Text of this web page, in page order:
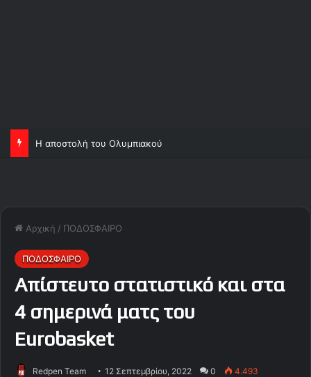
Η αποστολή του Ολυμπιακού
Αρχική / ΠΟΔΟΣΦΑΙΡΟ
ΠΟΔΟΣΦΑΙΡΟ
Απίστευτο στατιστικό και στα
4 σημερινά ματς του
Eurobasket
Redpen Team 12 Σεπτεμβρίου, 2022 0 4.493